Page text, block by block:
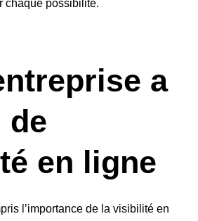
chaque possibilité.
a
de
en ligne
l’importance de la visibilité en